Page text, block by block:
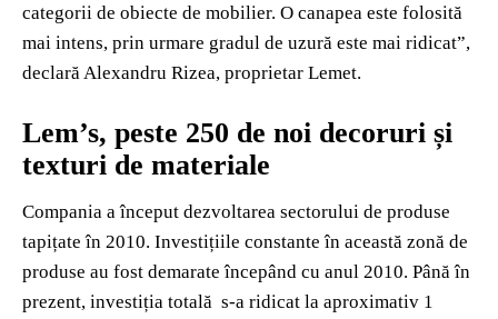
categorii de obiecte de mobilier. O canapea este folosită
mai intens, prin urmare gradul de uzură este mai ridicat”,
declară Alexandru Rizea, proprietar Lemet.
Lem’s, peste 250 de noi decoruri și
texturi de materiale
Compania a început dezvoltarea sectorului de produse
tapițate în 2010. Investițiile constante în această zonă de
produse au fost demarate începând cu anul 2010. Până în
prezent, investiția totală s-a ridicat la aproximativ 1